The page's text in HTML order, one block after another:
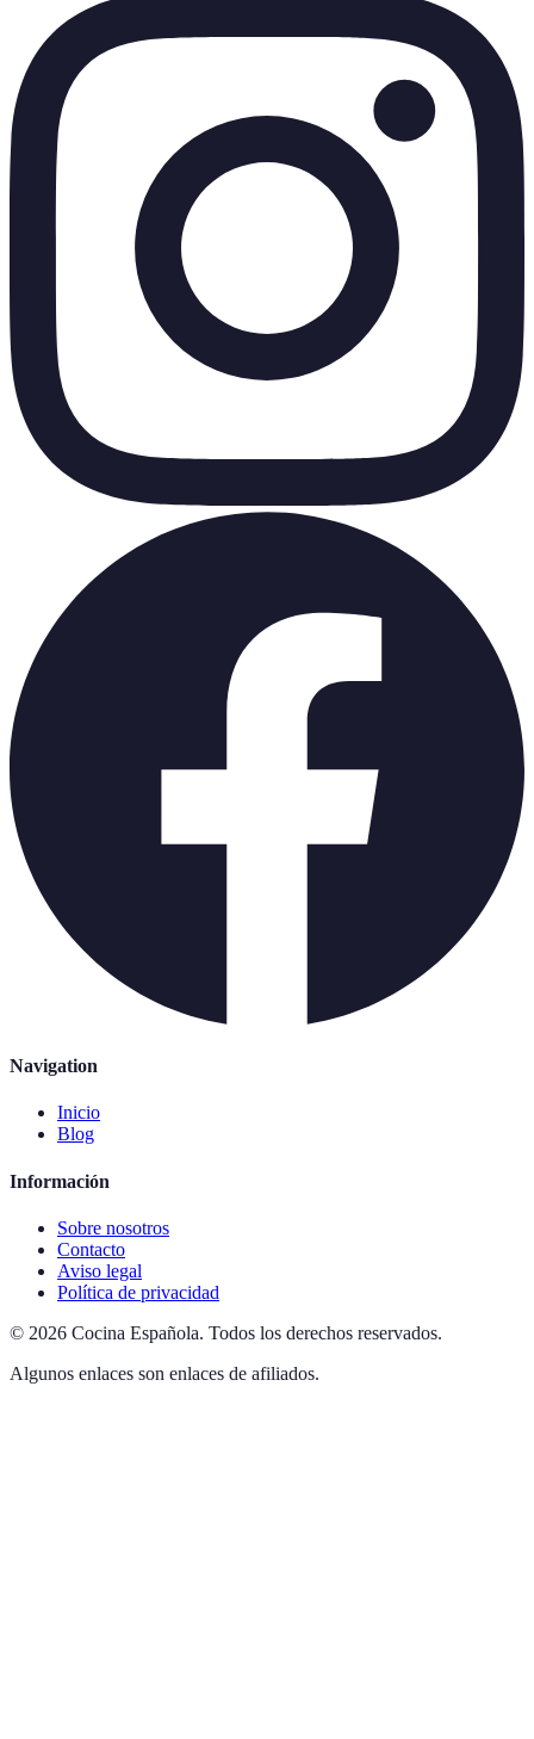
Navigation
Inicio
Blog
Información
Sobre nosotros
Contacto
Aviso legal
Política de privacidad
© 2026 Cocina Española. Todos los derechos reservados.
Algunos enlaces son enlaces de afiliados.